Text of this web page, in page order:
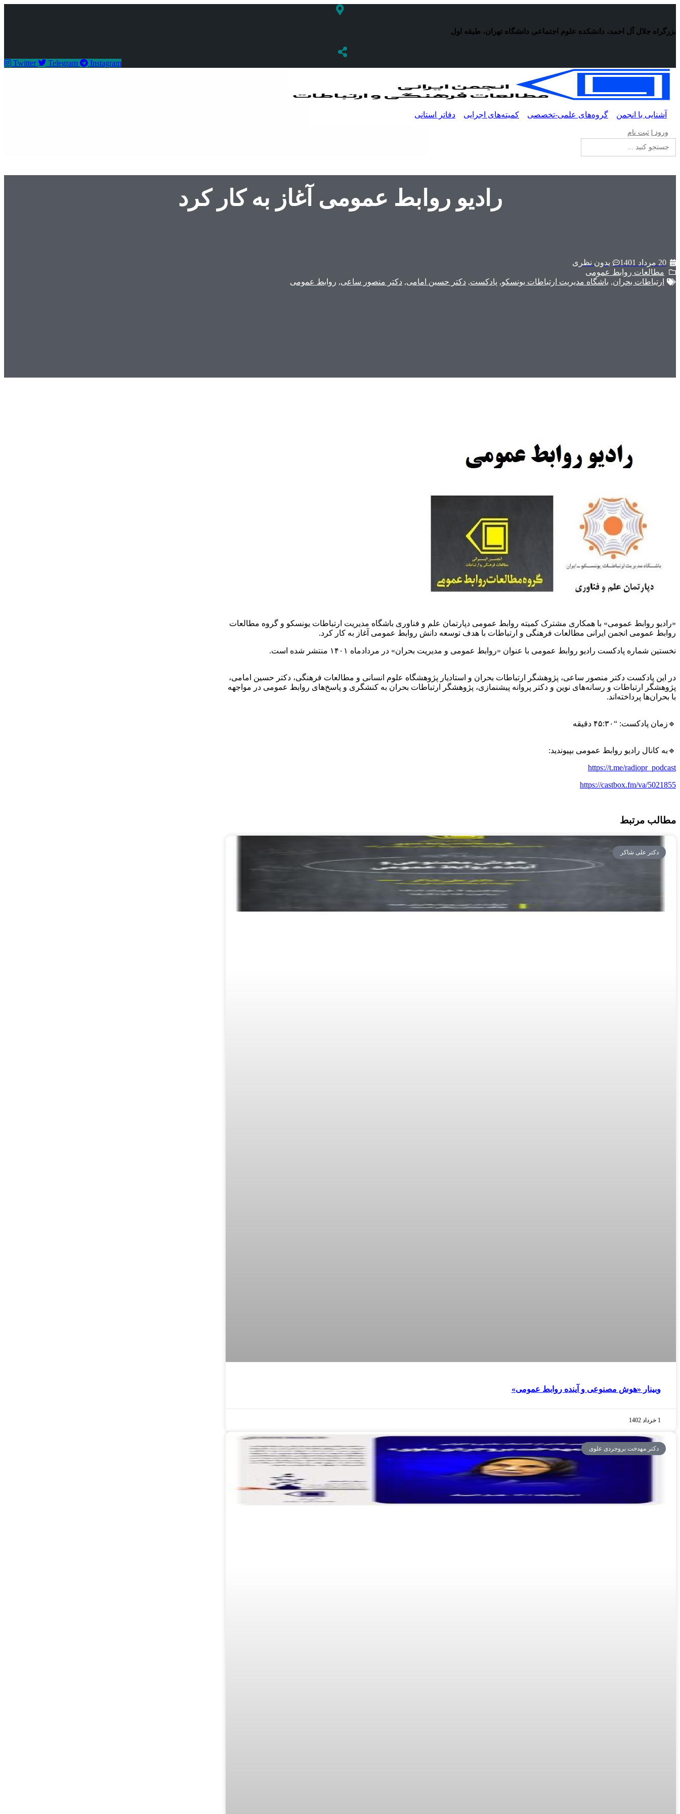
محتوا
بزرگراه جلال آل احمد، دانشکده علوم اجتماعی دانشگاه تهران، طبقه اول
Twitter Telegram Instagram
آشنایی با انجمن گروه‌های علمی-تخصصی کمیته‌های اجرایی دفاتر استانی
ورود ثبت نام
جستجو
برای:
رادیو روابط عمومی آغاز به کار کرد
20 مرداد 1401
بدون نظری
مطالعات روابط عمومی
ارتباطات بحران, باشگاه مدیریت ارتباطات یونسکو, پادکست, دکتر حسین امامی, دکتر منصور ساعی, روابط عمومی
«رادیو روابط عمومی» با همکاری مشترک کمیته روابط عمومی دپارتمان علم و فناوری باشگاه مدیریت ارتباطات یونسکو و گروه مطالعات
روابط عمومی انجمن ایرانی مطالعات فرهنگی و ارتباطات با هدف توسعه دانش روابط عمومی آغاز به کار کرد.
نخستین شماره پادکست رادیو روابط عمومی با عنوان «روابط عمومی و مدیریت بحران» در مردادماه ۱۴۰۱ منتشر شده است.
در این پادکست دکتر منصور ساعی، پژوهشگر ارتباطات بحران و‌ استادیار پژوهشگاه علوم انسانی و مطالعات فرهنگی، دکتر حسین امامی،
پژوهشگر ارتباطات و رسانه‌های نوین و دکتر پروانه پیشنمازی، پژوهشگر ارتباطات بحران به کنشگری و پاسخ‌های روابط عمومی در مواجهه
با بحران‌ها پرداخته‌اند.
🔹زمان پادکست: “۴۵:۳۰ دقیقه
🔹به کانال رادیو روابط عمومی بپیوندید:
https://t.me/radiopr_podcast
https://castbox.fm/va/5021855
مطالب مرتبط
دکتر علی شاکر
وبینار «هوش مصنوعی و آینده روابط عمومی»
1 خرداد 1402
دکتر مهدخت بروجردی علوی